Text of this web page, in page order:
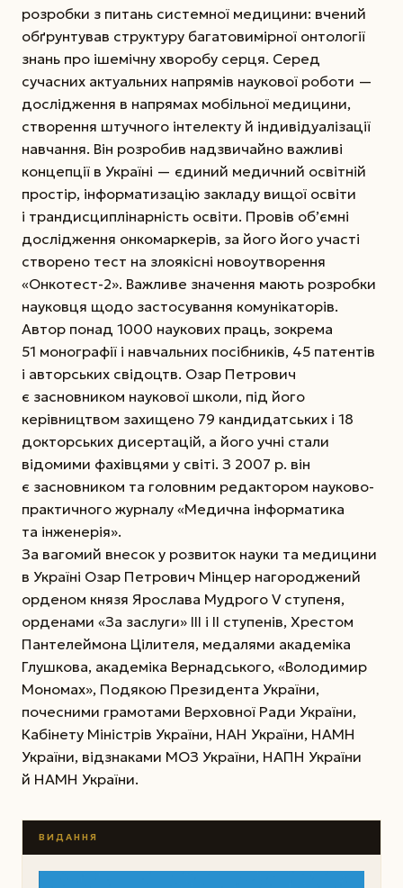
розробки з питань системної медицини: вчений
обґрунтував структуру багатовимірної онтології
знань про ішемічну хворобу серця. Серед
сучасних актуальних напрямів наукової роботи —
дослідження в напрямах мобільної медицини,
створення штучного інтелекту й індивідуалізації
навчання. Він розробив надзвичайно важливі
концепції в Україні — єдиний медичний освітній
простір, інформатизацію закладу вищої освіти
і трандисциплінарність освіти. Провів об’ємні
дослідження онкомаркерів, за його його участі
створено тест на злоякісні новоутворення
«Онкотест-2». Важливе значення мають розробки
науковця щодо застосування комунікаторів.
Автор понад 1000 наукових праць, зокрема
51 монографії і навчальних посібників, 45 патентів
і авторських свідоцтв. Озар Петрович
є засновником наукової школи, під його
керівництвом захищено 79 кандидатських і 18
докторських дисертацій, а його учні стали
відомими фахівцями у світі. З 2007 р. він
є засновником та головним редактором науково-
практичного журналу «Медична інформатика
та інженерія».
За вагомий внесок у розвиток науки та медицини
в Україні Озар Петрович Мінцер нагороджений
орденом князя Ярослава Мудрого V ступеня,
орденами «За заслуги» ІІІ і ІІ ступенів, Хрестом
Пантелеймона Цілителя, медалями академіка
Глушкова, академіка Вернадського, «Володимир
Мономах», Подякою Президента України,
почесними грамотами Верховної Ради України,
Кабінету Міністрів України, НАН України, НАМН
України, відзнаками МОЗ України, НАПН України
й НАМН України.
ВИДАННЯ